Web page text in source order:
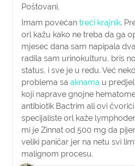
Poštovani,
Imam povećan treći krajnik.
orl kažu kako ne treba da ga
mjesec dana sam napipala
radila sam urinokulturu, bris
status, i sve je u redu. Već
problema sa aknama u
koji naprave gnojne
antibiotik Bactrim ali ovi
specijaliste orl kaže
mi je Zinnat od 500 mg da
veliki paničar jer na netu svi
malignom procesu.